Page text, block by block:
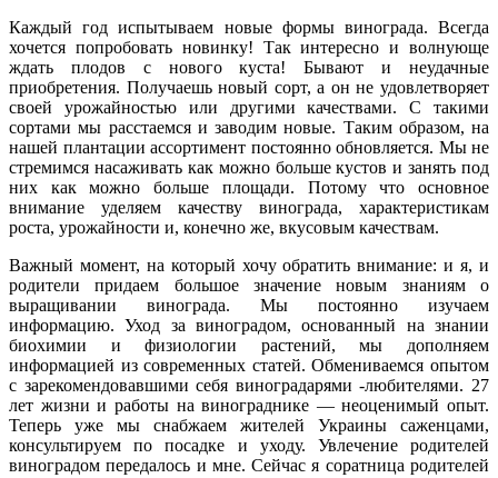
Каждый год испытываем новые формы винограда. Всегда
хочется попробовать новинку! Так интересно и волнующе
ждать плодов с нового куста! Бывают и неудачные
приобретения. Получаешь новый сорт, а он не удовлетворяет
своей урожайностью или другими качествами. С такими
сортами мы расстаемся и заводим новые. Таким образом, на
нашей плантации ассортимент постоянно обновляется. Мы не
стремимся насаживать как можно больше кустов и занять под
них как можно больше площади. Потому что основное
внимание уделяем качеству винограда, характеристикам
роста, урожайности и, конечно же, вкусовым качествам.
Важный момент, на который хочу обратить внимание: и я, и
родители придаем большое значение новым знаниям о
выращивании винограда. Мы постоянно изучаем
информацию. Уход за виноградом, основанный на знании
биохимии и физиологии растений, мы дополняем
информацией из современных статей. Обмениваемся опытом
с зарекомендовавшими себя виноградарями -любителями. 27
лет жизни и работы на винограднике — неоценимый опыт.
Теперь уже мы снабжаем жителей Украины саженцами,
консультируем по посадке и уходу. Увлечение родителей
виноградом передалось и мне. Сейчас я соратница родителей